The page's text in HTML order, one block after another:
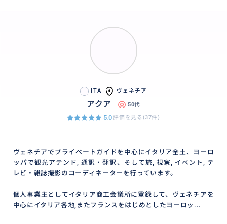
ITA ヴェネチア
アクア 50代
5.0評価を見る(37件)
ヴェネチアでプライベートガイドを中心にイタリア全土、ヨーロ
ッパで観光アテンド, 通訳・翻訳、そして旅, 視察, イベント, テ
レビ・雑誌撮影のコーディネーターを行っています。
個人事業主としてイタリア商工会議所に登録して、ヴェネチアを
中心にイタリア各地,またフランスをはじめとしたヨーロッ...